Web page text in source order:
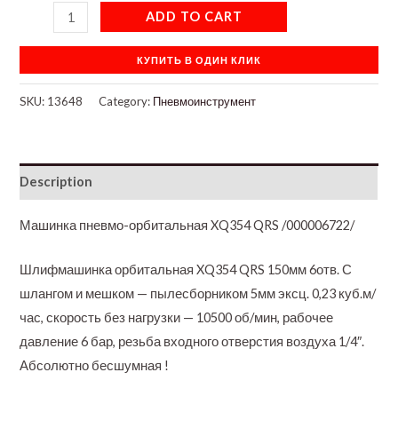
ADD TO CART
КУПИТЬ В ОДИН КЛИК
SKU: 13648 Category: Пневмоинструмент
Description
Машинка пневмо-орбитальная XQ354 QRS /000006722/
Шлифмашинка орбитальная XQ354 QRS 150мм 6отв. С
шлангом и мешком — пылесборником 5мм эксц. 0,23 куб.м/
час, скорость без нагрузки — 10500 об/мин, рабочее
давление 6 бар, резьба входного отверстия воздуха 1/4″.
Абсолютно бесшумная !